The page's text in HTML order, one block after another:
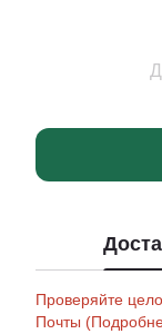
Проверяйте
Почты